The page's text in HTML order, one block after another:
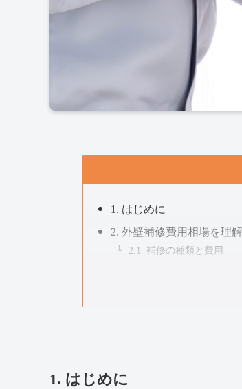
1. はじめに
2. 外壁補修費用相場を理
2.1. 補修の種類と費用
1. はじめに